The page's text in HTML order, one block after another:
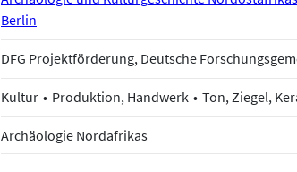
Berlin
DFG Projektförderung, Deutsche
Kultur Produktion, Handwerk Ton, Ziegel,
Archäologie Nordafrikas